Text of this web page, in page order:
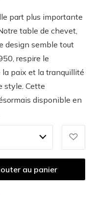
part plus importante
table de chevet,
design semble tout
respire le
paix et la tranquillité
style. Cette
disponible en
au panier